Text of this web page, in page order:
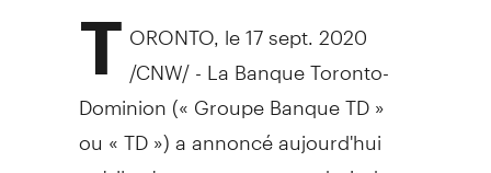
T ORONTO , le17 sept. 2020
/CNW/ - La Banque Toronto-
Dominion (« Groupe Banque TD »
ou « TD ») a annoncé aujourd'hui